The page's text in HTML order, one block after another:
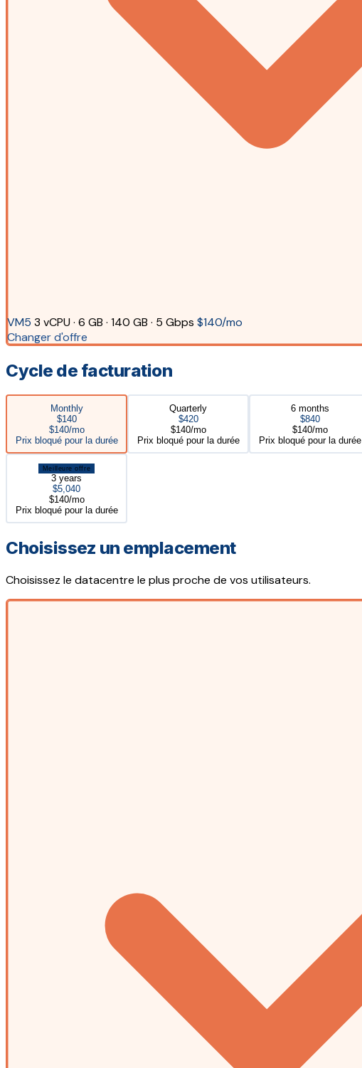
VM5 3 vCPU · 6 GB · 140 GB · 5 Gbps $140/mo
Changer d'offre
Cycle de facturation
Monthly
$140
$140/mo
Prix bloqué pour la durée
Quarterly
$420
$140/mo
Prix bloqué pour la durée
6 months
$840
$140/mo
Prix bloqué pour la durée
Meilleure offre
3 years
$5,040
$140/mo
Prix bloqué pour la durée
Choisissez un emplacement
Choisissez le datacentre le plus proche de vos utilisateurs.